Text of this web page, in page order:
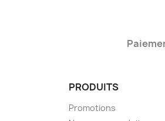
PRODUITS
Promotions